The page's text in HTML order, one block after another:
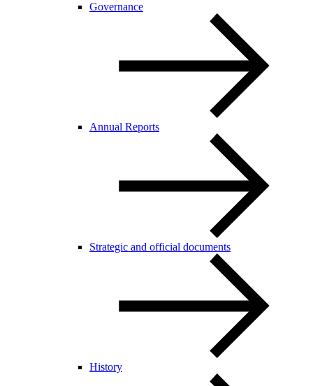
Governance
Annual Reports
Strategic and official documents
History